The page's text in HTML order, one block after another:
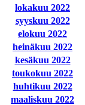
lokakuu 2022
syyskuu 2022
elokuu 2022
heinäkuu 2022
kesäkuu 2022
toukokuu 2022
huhtikuu 2022
maaliskuu 2022